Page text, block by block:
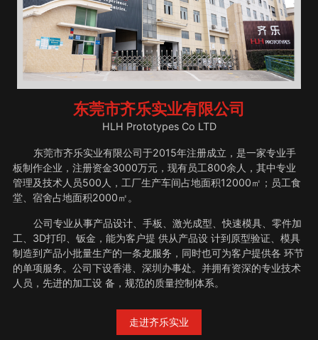
东莞市齐乐实业有限公司
HLH Prototypes Co LTD
东莞市齐乐实业有限公司于2015年注册成立，是一家专业手
板制作企业，注册资金3000万元，现有员工800余人，其中专业
管理及技术人员500人，工厂生产车间占地面积12000㎡；员工食
堂、宿舍占地面积2000㎡。
公司专业从事产品设计、手板、激光成型、快速模具、零件加
工、3D打印、钣金，能为客户提 供从产品设 计到原型验证、模具
制造到产品小批量生产的一条龙服务，同时也可为客户提供各 环节
的单项服务。公司下设香港、深圳办事处。并拥有资深的专业技术
人员，先进的加工设 备，规范的质量控制体系。
走进齐乐实业